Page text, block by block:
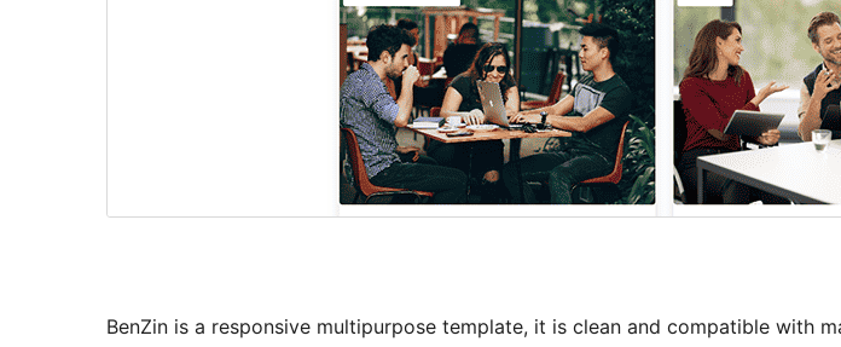
BenZin is a responsive multipurpose template, it is clean and compatible with